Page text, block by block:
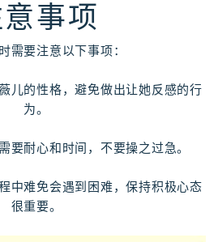
事项
需要注意以下事项：
儿的性格，避免做出让她反感的行
为。
要耐心和时间，不要操之过急。
中难免会遇到困难，保持积极心态
很重要。